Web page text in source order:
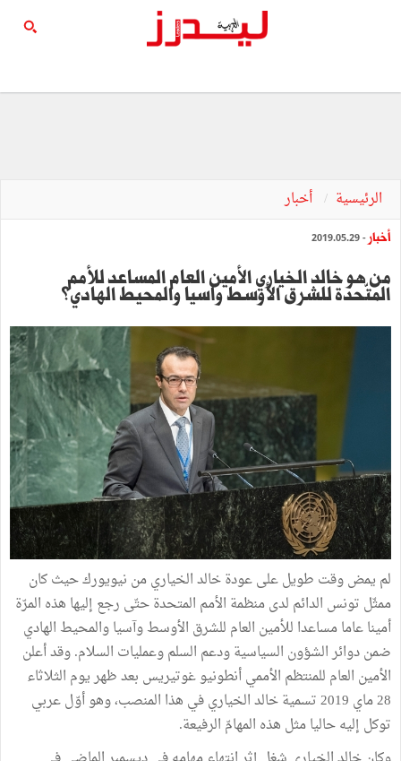
الرئيسية أخبار
أخبار - 2019.05.29
من هو خالد الخياري الأمين العام المساعد للأمم
المتّحدة للشرق الأوسط وآسيا والمحيط الهادي؟
لم يمض وقت طويل على عودة خالد الخياري من نيويورك حيث كان
ممثّل تونس الدائم لدى منظمة الأمم المتحدة حتّى رجع إليها هذه المرّة
أمينا عاما مساعدا للأمين العام للشرق الأوسط وآسيا والمحيط الهادي
ضمن دوائر الشؤون السياسية ودعم السلم وعمليات السلام. وقد أعلن
الأمين العام للمنتظم الأممي أنطونيو غوتيريس بعد ظهر يوم الثلاثاء
28 ماي 2019 تسمية خالد الخياري في هذا المنصب، وهو أوّل عربي
توكل إليه حاليا مثل هذه المهامّ الرفيعة.